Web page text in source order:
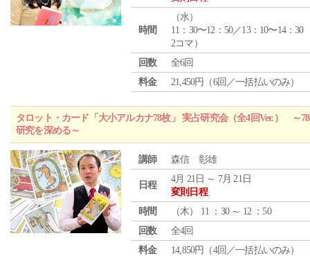
時間
（水）
11：30〜12：50／13：10〜14：30
2コマ）
回数
全6回
料金
21,450円（6回／一括払いのみ）
タロット・カード「大小アルカナ78枚」 実占研究会（全4回Ver.） ～
研究を深める～
講師 森信 彰雄
日程
4月 21日 ～ 7月 21日
変則日程
時間
（木） 11 ：30 ～ 12 ：50
回数
全4回
料金
14,850円（4回／一括払いのみ）